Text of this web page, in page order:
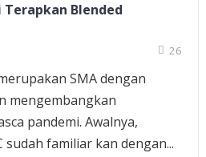
Terapkan Blended
26
SMA dengan
mengembangkan
pandemi. Awalnya,
sudah familiar kan dengan...